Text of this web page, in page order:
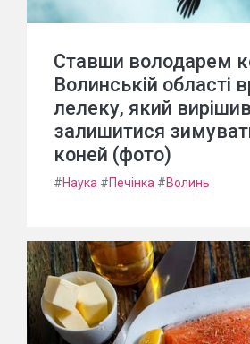
Ставши володарем
Волинській області
лелеку, який вирішив
залишитися
коней (фото)
#Наука #Печінка #Волинь